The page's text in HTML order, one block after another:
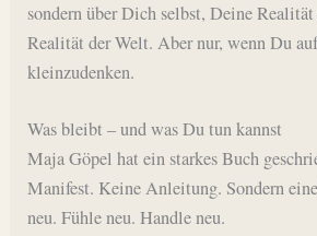
sondern über Dich selbst, Deine
Realität der Welt. Aber nur, wenn Du
kleinzudenken.
Was bleibt – und was Du tun kannst
Maja Göpel hat ein starkes Buch
Manifest. Keine Anleitung. Sondern
neu. Fühle neu. Handle neu.